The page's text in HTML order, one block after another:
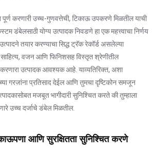
पूर्ण करणारी उच्च-गुणवत्तेची, टिकाऊ उपकरणे मिळतील याची
डंबेलसाठी योग्य उत्पादक निवडणे हा एक महत्त्वाचा निर्णय
तयार करण्याचा सिद्ध ट्रॅक रेकॉर्ड असलेल्या
साहित्य, वजन आणि फिनिशसह विस्तृत श्रेणीतील
उत्पादक आवश्यक आहे. याव्यतिरिक्त, अशा
गरजांना प्रतिसाद देईल आणि तुमचा दृष्टिकोन समजून
मजबूत भागीदारी सुनिश्चित करते की तुम्हाला
उच्च दर्जाचे डंबेल मिळतील.
आणि सुरक्षितता सुनिश्चित करणे